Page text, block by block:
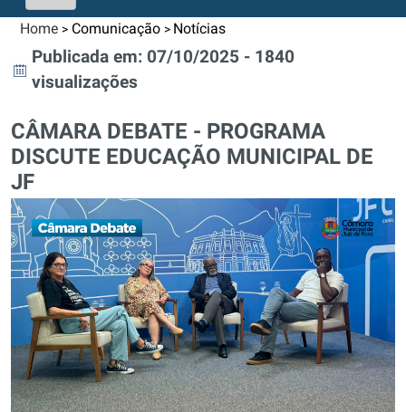
Home > Comunicação > Notícias
Publicada em: 07/10/2025 - 1840
visualizações
CÂMARA DEBATE - PROGRAMA
DISCUTE EDUCAÇÃO MUNICIPAL DE
JF